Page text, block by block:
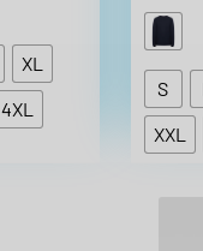
XL
4XL
S
XXL